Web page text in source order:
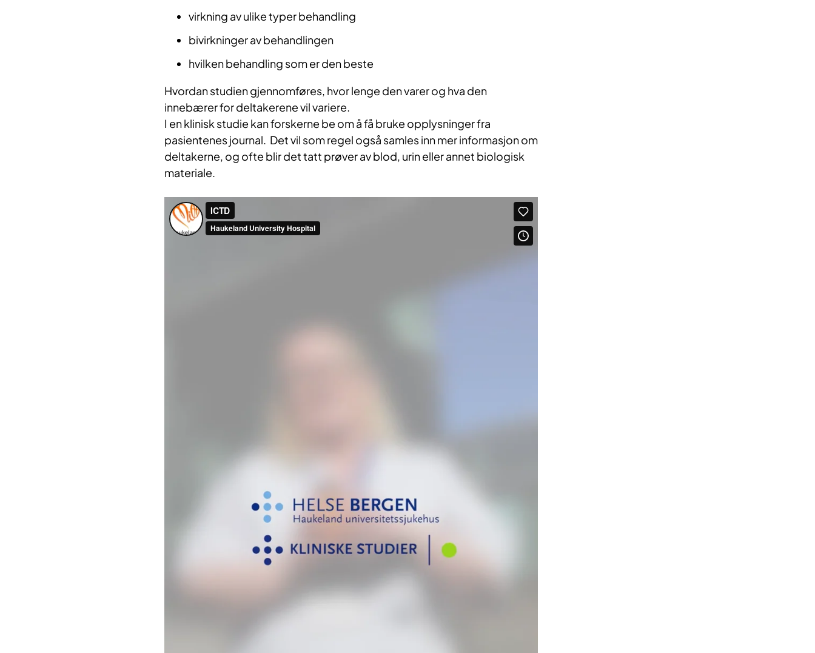
virkning av ulike typer behandling
bivirkninger av behandlingen
hvilken behandling som er den beste
Hvordan studien gjennomføres, hvor lenge den varer og hva den
innebærer for deltakerene vil variere.
I en klinisk studie kan forskerne be om å få bruke opplysninger fra
pasientenes journal. Det vil som regel også samles inn mer informasjon om
deltakerne, og ofte blir det tatt prøver av blod, urin eller annet biologisk
materiale.